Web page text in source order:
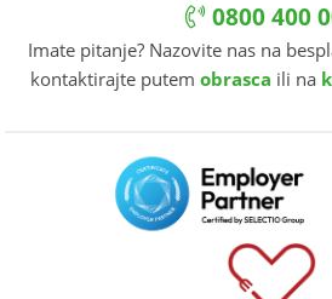
0800 400
Imate pitanje? Nazovite nas na
kontaktirajte putem obrasca ili na